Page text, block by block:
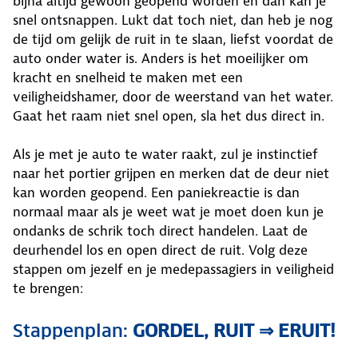
snel ontsnappen. Lukt dat toch niet, dan heb je nog
de tijd om gelijk de ruit in te slaan, liefst voordat de
auto onder water is. Anders is het moeilijker om
kracht en snelheid te maken met een
veiligheidshamer, door de weerstand van het water.
Gaat het raam niet snel open, sla het dus direct in.
Als je met je auto te water raakt, zul je instinctief
naar het portier grijpen en merken dat de deur niet
kan worden geopend. Een paniekreactie is dan
normaal maar als je weet wat je moet doen kun je
ondanks de schrik toch direct handelen. Laat de
deurhendel los en open direct de ruit. Volg deze
stappen om jezelf en je medepassagiers in veiligheid
te brengen:
Stappenplan: GORDEL, RUIT ⇒ ERUIT!